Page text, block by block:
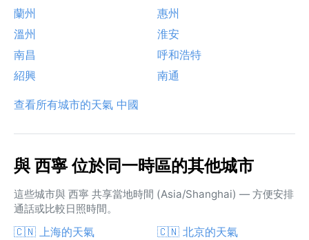
蘭州
惠州
溫州
淮安
南昌
呼和浩特
紹興
南通
查看所有城市的天氣 中國
與 西寧 位於同一時區的其他城市
這些城市與 西寧 共享當地時間 (Asia/Shanghai) — 方便安排
通話或比較日照時間。
🇨🇳 上海的天氣 🇨🇳 北京的天氣